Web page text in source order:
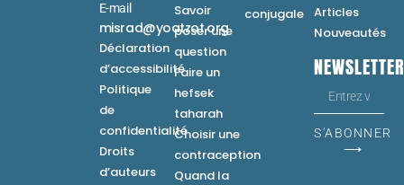
E-mail
misrad@yoatzot.org
Déclaration
d’accessibilité
Politique
de
confidentialité
Droits
d’auteurs
Savoir
poser une
question
Faire un
hefsek
taharah
Choisir une
contraception
Quand la
conjugale
Articles
Nouveautés
S'ABONNER
⟶